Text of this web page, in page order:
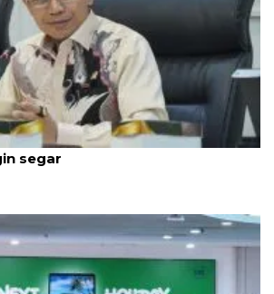
diskon tiket pesawat untuk
segar